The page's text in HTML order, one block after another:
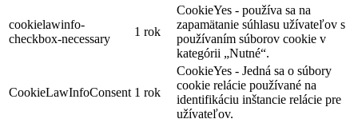
cookielawinfo-
checkbox-necessary
1 rok
CookieYes - používa sa na
zapamätanie súhlasu užívateľov s
používaním súborov cookie v
kategórii „Nutné“.
CookieLawInfoConsent 1 rok
CookieYes - Jedná sa o súbory
cookie relácie používané na
identifikáciu inštancie relácie pre
užívateľov.